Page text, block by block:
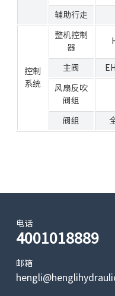
辅助行走
控制
系统
整机控制
器
主阀
风扇反吹
阀组
阀组
电话
4001018889
邮箱